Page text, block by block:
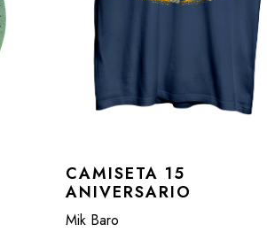
CAMISETA 15
ANIVERSARIO
Mik Baro